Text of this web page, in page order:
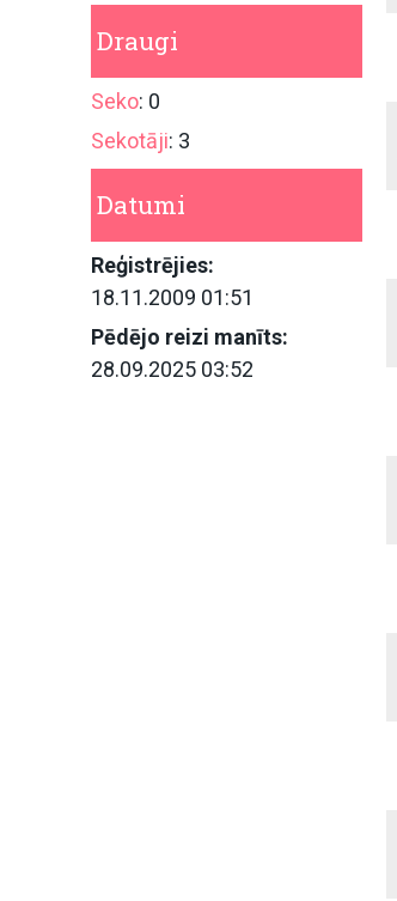
Draugi
Seko: 0
Sekotāji: 3
Datumi
Reģistrējies:
18.11.2009 01:51
Pēdējo reizi manīts:
28.09.2025 03:52